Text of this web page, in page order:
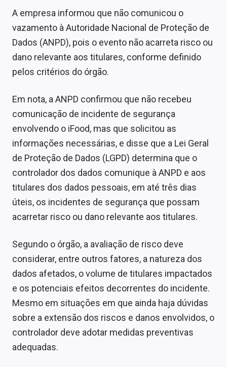
A empresa informou que não comunicou o
vazamento à Autoridade Nacional de Proteção de
Dados (ANPD), pois o evento não acarreta risco ou
dano relevante aos titulares, conforme definido
pelos critérios do órgão.
Em nota, a ANPD confirmou que não recebeu
comunicação de incidente de segurança
envolvendo o iFood, mas que solicitou as
informações necessárias, e disse que a Lei Geral
de Proteção de Dados (LGPD) determina que o
controlador dos dados comunique à ANPD e aos
titulares dos dados pessoais, em até três dias
úteis, os incidentes de segurança que possam
acarretar risco ou dano relevante aos titulares.
Segundo o órgão, a avaliação de risco deve
considerar, entre outros fatores, a natureza dos
dados afetados, o volume de titulares impactados
e os potenciais efeitos decorrentes do incidente.
Mesmo em situações em que ainda haja dúvidas
sobre a extensão dos riscos e danos envolvidos, o
controlador deve adotar medidas preventivas
adequadas.